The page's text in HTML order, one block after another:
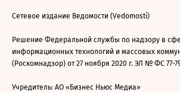
Сетевое издание Ведомости (Vedomosti)
Решение Федеральной службы по надзору в
информационных технологий и массовых
(Роскомнадзор) от 27 ноября 2020 г. ЭЛ № ФС 77-
Учредитель: АО «Бизнес Ньюс Медиа»